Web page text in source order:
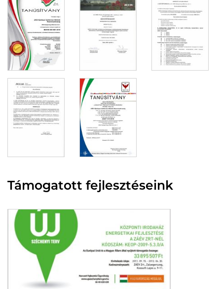
Támogatott fejlesztéseink